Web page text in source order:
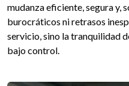
mudanza eficiente, segura y,
burocráticos ni retrasos
servicio, sino la tranquilidad
bajo control.